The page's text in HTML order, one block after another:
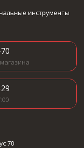
инструменты
70